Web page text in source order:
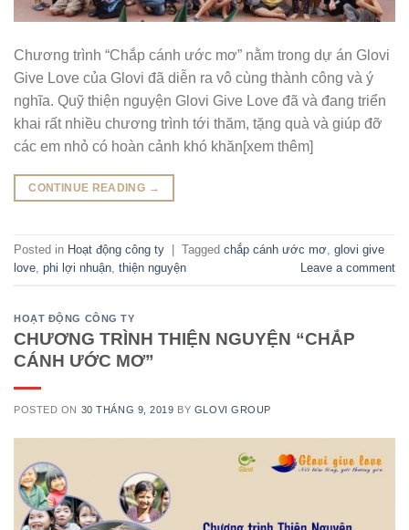
Chương trình “Chắp cánh ước mơ” nằm trong dự án Glovi
Give Love của Glovi đã diễn ra vô cùng thành công và ý
nghĩa. Quỹ thiện nguyện Glovi Give Love đã và đang triển
khai rất nhiều chương trình tới thăm, tặng quà và giúp đỡ
các em nhỏ có hoàn cảnh khó khăn[xem thêm]
CONTINUE READING →
Posted in Hoạt động công ty Tagged chắp cánh ước mơ, glovi give
love, phi lợi nhuận, thiện nguyện Leave a comment
HOẠT ĐỘNG CÔNG TY
CHƯƠNG TRÌNH THIỆN NGUYỆN “CHẮP
CÁNH ƯỚC MƠ”
POSTED ON 30 THÁNG 9, 2019 BY GLOVI GROUP